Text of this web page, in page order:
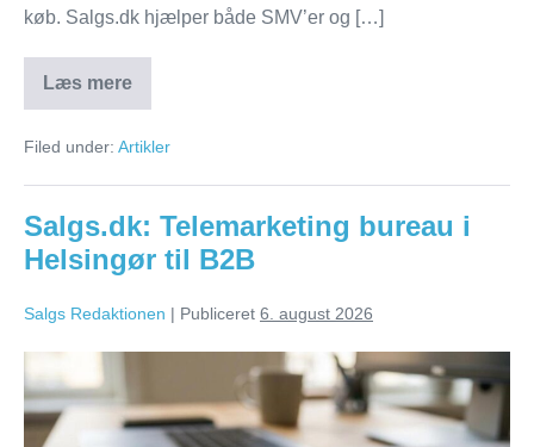
køb. Salgs.dk hjælper både SMV’er og […]
Læs mere
Salgs.dk:
Mødebooking
i
til
salg
Filed under: Artikler
Salgs.dk: Telemarketing bureau i
Helsingør til B2B
Salgs Redaktionen | Publiceret 6. august 2026
Telemarketing
bureau